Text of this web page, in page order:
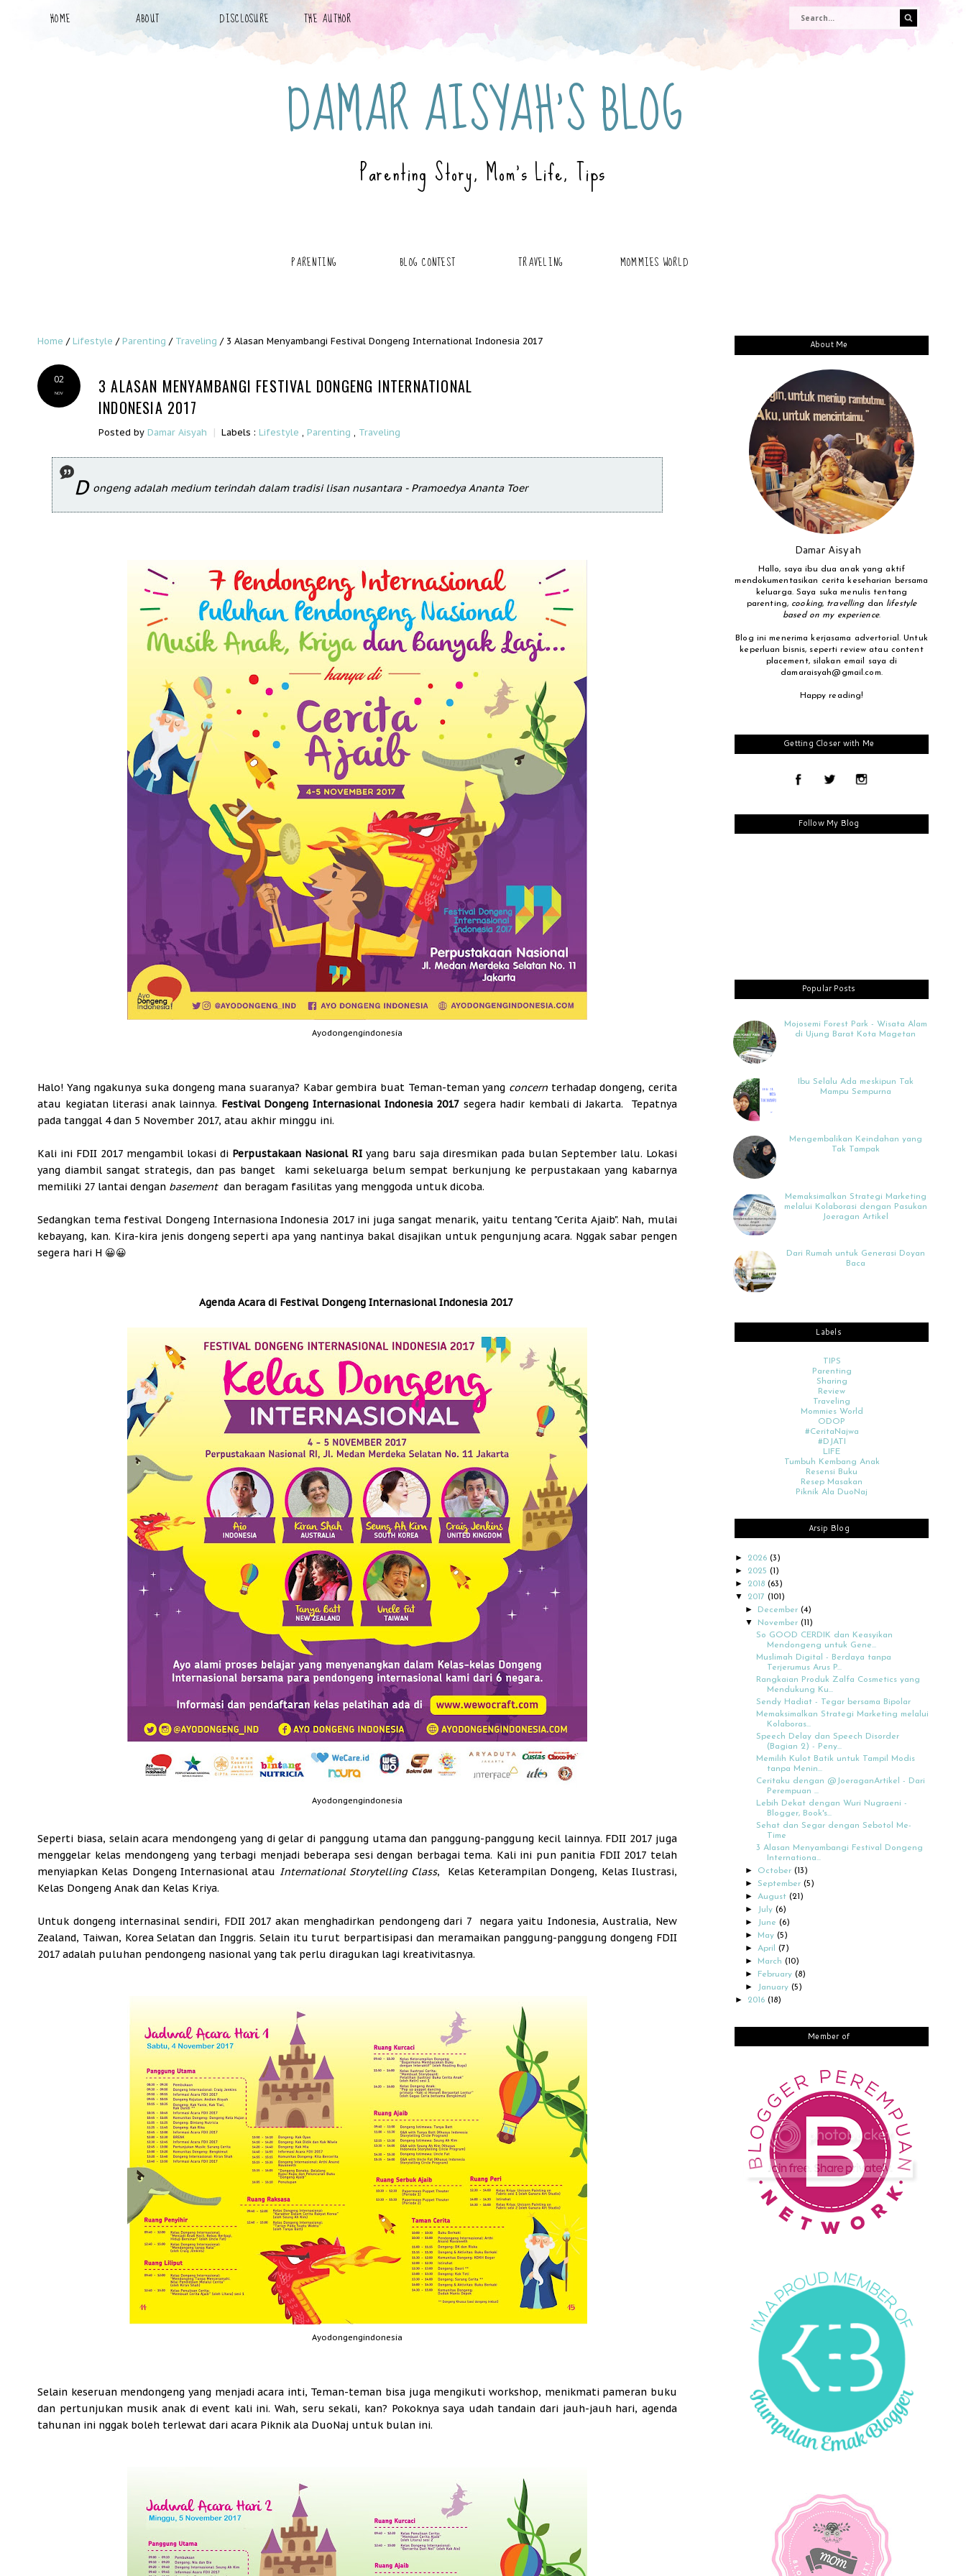
HOME ABOUT DISCLOSURE THE AUTHOR
DAMAR AISYAH'S BLOG
Parenting Story, Mom's Life, Tips
PARENTING BLOG CONTEST TRAVELING MOMMIES WORLD
Home /Lifestyle /Parenting / Traveling / 3 Alasan Menyambangi Festival Dongeng International Indonesia 2017
NOV
02
3 ALASAN MENYAMBANGI FESTIVAL DONGENG INTERNATIONAL
INDONESIA 2017
Posted by Damar Aisyah | Labels :Lifestyle ,Parenting Traveling
D ongeng adalah medium terindah dalam tradisi lisan nusantara - Pramoedya Ananta Toer
Ayodongengindonesia
Halo! Yang ngakunya suka dongeng mana suaranya? Kabar gembira buat Teman-teman yang concern terhadap dongeng, cerita
atau kegiatan literasi anak lainnya. Festival Dongeng Internasional Indonesia 2017 segera hadir kembali di Jakarta. Tepatnya
pada tanggal 4 dan 5 November 2017, atau akhir minggu ini.
Kali ini FDII 2017 mengambil lokasi di Perpustakaan Nasional RI yang baru saja diresmikan pada bulan September lalu. Lokasi
yang diambil sangat strategis, dan pas banget kami sekeluarga belum sempat berkunjung ke perpustakaan yang kabarnya
memiliki 27 lantai dengan basement dan beragam fasilitas yang menggoda untuk dicoba.
Sedangkan tema festival Dongeng Internasiona Indonesia 2017 ini juga sangat menarik, yaitu tentang "Cerita Ajaib". Nah, mulai
kebayang, kan. Kira-kira jenis dongeng seperti apa yang nantinya bakal disajikan untuk pengunjung acara. Nggak sabar pengen
segera hari H 😀😀
Agenda Acara di Festival Dongeng Internasional Indonesia 2017
Ayodongengindonesia
Seperti biasa, selain acara mendongeng yang di gelar di panggung utama dan panggung-panggung kecil lainnya. FDII 2017 juga
menggelar kelas mendongeng yang terbagi menjadi beberapa sesi dengan berbagai tema. Kali ini pun panitia FDII 2017 telah
menyiapkan Kelas Dongeng Internasional atau International Storytelling Class, Kelas Keterampilan Dongeng, Kelas Ilustrasi,
Kelas Dongeng Anak dan Kelas Kriya.
Untuk dongeng internasinal sendiri, FDII 2017 akan menghadirkan pendongeng dari 7 negara yaitu Indonesia, Australia, New
Zealand, Taiwan, Korea Selatan dan Inggris. Selain itu turut berpartisipasi dan meramaikan panggung-panggung dongeng FDII
2017 adalah puluhan pendongeng nasional yang tak perlu diragukan lagi kreativitasnya.
Ayodongengindonesia
Selain keseruan mendongeng yang menjadi acara inti, Teman-teman bisa juga mengikuti workshop, menikmati pameran buku
dan pertunjukan musik anak di event kali ini. Wah, seru sekali, kan? Pokoknya saya udah tandain dari jauh-jauh hari, agenda
tahunan ini nggak boleh terlewat dari acara Piknik ala DuoNaj untuk bulan ini.
About Me
Damar Aisyah
Hallo, saya ibu dua anak yang aktif
mendokumentasikan cerita keseharian bersama
keluarga. Saya suka menulis tentang
parenting, cooking, travellingdan lifestyle
based on my experience.
Blog ini menerima kerjasama advertorial. Untuk
keperluan bisnis, seperti review atau content
placement, silakan email saya di
damaraisyah@gmail.com.
Happy reading!
Getting Closer with Me
Follow My Blog
Popular Posts
Mojosemi Forest Park - Wisata Alam
di Ujung Barat Kota Magetan
Ibu Selalu Ada meskipun Tak
Mampu Sempurna
Mengembalikan Keindahan yang
Tak Tampak
Memaksimalkan Strategi Marketing
melalui Kolaborasi dengan Pasukan
Joeragan Artikel
Dari Rumah untuk Generasi Doyan
Baca
Labels
TIPS
Parenting
Sharing
Review
Traveling
Mommies World
ODOP
#CeritaNajwa
#DJATI
LIFE
Tumbuh Kembang Anak
Resensi Buku
Resep Masakan
Piknik Ala DuoNaj
Arsip Blog
► 2026 (3)
► 2025 (1)
► 2018 (63)
▼ 2017 (101)
► December(4)
▼ November(11)
So GOOD CERDIK dan Keasyikan
Mendongeng untuk Gene...
Muslimah Digital - Berdaya tanpa
Terjerumus Arus P...
Rangkaian Produk Zalfa Cosmetics yang
Mendukung Ku...
Sendy Hadiat - Tegar bersama Bipolar
Memaksimalkan Strategi Marketing melalui
Kolaboras...
Speech Delay dan Speech Disorder
(Bagian 2) - Peny...
Memilih Kulot Batik untuk Tampil Modis
tanpa Menin...
Ceritaku dengan @JoeraganArtikel - Dari
Perempuan ...
Lebih Dekat dengan Wuri Nugraeni -
Blogger, Book's...
Sehat dan Segar dengan Sebotol Me-
Time
3 Alasan Menyambangi Festival Dongeng
Internationa...
► October(13)
► September(5)
►August(21)
► July(6)
► June(6)
► May(5)
►April(7)
► March(10)
► February(8)
► January(5)
► 2016 (18)
Member of